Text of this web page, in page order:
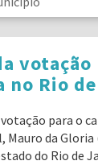
votação
no Rio
para o
Mauro da Gloria
do Rio de